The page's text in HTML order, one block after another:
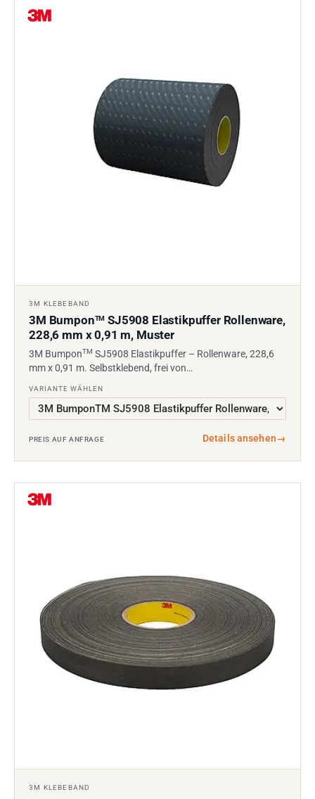
3M KLEBEBAND
3M BumponTM SJ5908 Elastikpuffer Rollenware,
228,6 mm x 0,91 m, Muster
3M BumponTM SJ5908 Elastikpuffer – Rollenware, 228,6
mm x 0,91 m. Selbstklebend, frei von…
VARIANTE WÄHLEN
PREIS AUF ANFRAGE Details ansehen→
3M KLEBEBAND